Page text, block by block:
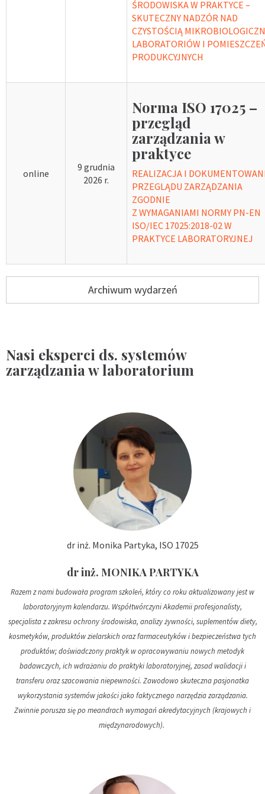
ŚRODOWISKA W PRAKTYCE –
SKUTECZNY NADZÓR NAD
CZYSTOŚCIĄ
LABORATORIÓW I
PRODUKCYJNYCH
online
9 grudnia
2026 r.
Norma ISO 17025 –
przegląd
zarządzania w
praktyce
REALIZACJA I
PRZEGLĄDU ZARZĄDZANIA
ZGODNIE
Z WYMAGANIAMI NORMY PN-EN
ISO/IEC 17025:2018-02 W
PRAKTYCE LABORATORYJNEJ
Archiwum wydarzeń
Nasi eksperci ds. systemów
zarządzania w laboratorium
dr inż. Monika Partyka, ISO 17025
dr inż. MONIKA PARTYKA
Razem z nami budowała program szkoleń, który co roku aktualizowany jest w
laboratoryjnym kalendarzu. Współtwórczyni Akademii profesjonalisty,
specjalista z zakresu ochrony środowiska, analizy żywności, suplementów diety,
kosmetyków, produktów zielarskich oraz farmaceutyków i bezpieczeństwa tych
produktów; doświadczony praktyk w opracowywaniu nowych metodyk
badawczych, ich wdrażaniu do praktyki laboratoryjnej, zasad walidacji i
transferu oraz szacowania niepewności. Zawodowo skuteczna pasjonatka
wykorzystania systemów jakości jako faktycznego narzędzia zarządzania.
Zwinnie porusza się po meandrach wymagań akredytacyjnych (krajowych i
międzynarodowych).